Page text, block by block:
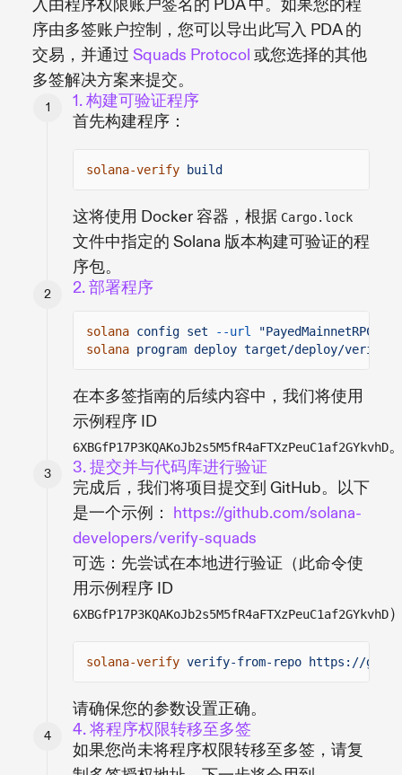
入由程序权限账户签名的 PDA 中。如果您的程
序由多签账户控制，您可以导出此写入 PDA 的
交易，并通过 Squads Protocol 或您选择的其他
多签解决方案来提交。
1. 构建可验证程序
首先构建程序：
solana-verify build
这将使用 Docker 容器，根据 Cargo.lock
文件中指定的 Solana 版本构建可验证的程
序包。
2. 部署程序
solana config set --url
solana program deploy target/deploy/
在本多签指南的后续内容中，我们将使用
示例程序 ID
6XBGfP17P3KQAKoJb2s5M5fR4aFTXzPeuC1af2GYkvhD
3. 提交并与代码库进行验证
完成后，我们将项目提交到 GitHub。以下
是一个示例： https://github.com/solana-
developers/verify-squads
可选：先尝试在本地进行验证（此命令使
用示例程序 ID
6XBGfP17P3KQAKoJb2s5M5fR4aFTXzPeuC1af2GYkvhD
solana-verify verify-from-repo https://
请确保您的参数设置正确。
4. 将程序权限转移至多签
如果您尚未将程序权限转移至多签，请复